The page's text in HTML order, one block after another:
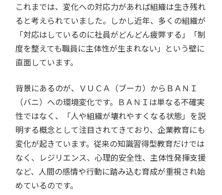
これまでは、変化への対応力があれば組織は生き残れ
ると考えられていました。しかし近年、多くの組織が
「対応はしているのに社員がどんどん疲弊する」「制
度を整えても職員に主体性が生まれない」という壁に
直面しています。
背景にあるのが、ＶＵＣＡ（ブーカ）からＢＡＮＩ
（バニ）への環境変化です。ＢＡＮＩは単なる不確実
性ではなく、「人や組織が壊れやすくなる状態」を説
明する概念として注目されてきており、企業教育にも
変化が起きています。従来の知識習得型教育だけでは
なく、レジリエンス、心理的安全性、主体性発揮支援
など、人間の感情や行動に踏み込む育成が重視され始
めているのです。